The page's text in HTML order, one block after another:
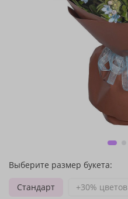
Выберите размер букета:
Стандарт
+30% цветов